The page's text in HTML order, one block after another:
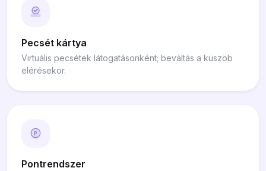
Pecsét kártya
Virtuális pecsétek látogatásonként; beváltás a küszöb
elérésekor.
P
Pontrendszer